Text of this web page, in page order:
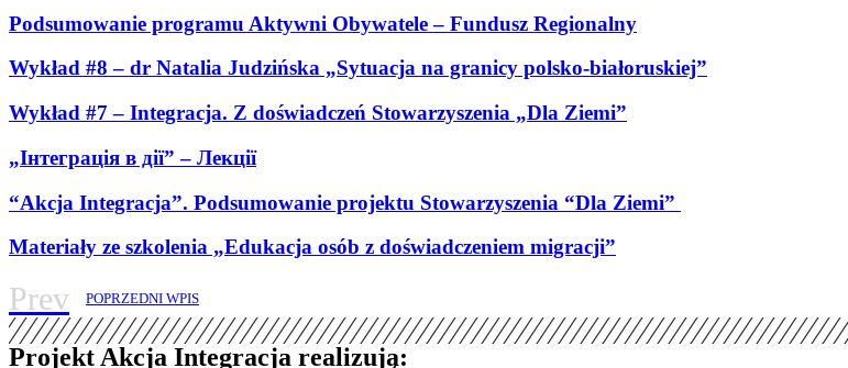
Podsumowanie programu Aktywni Obywatele – Fundusz Regionalny
Wykład #8 – dr Natalia Judzińska „Sytuacja na granicy polsko-białoruskiej”
Wykład #7 – Integracja. Z doświadczeń Stowarzyszenia „Dla Ziemi”
„Інтеграція в дії” – Лекції
“Akcja Integracja”. Podsumowanie projektu Stowarzyszenia “Dla Ziemi”
Materiały ze szkolenia „Edukacja osób z doświadczeniem migracji”
Prev POPRZEDNI WPIS
Projekt Akcja Integracja realizują: